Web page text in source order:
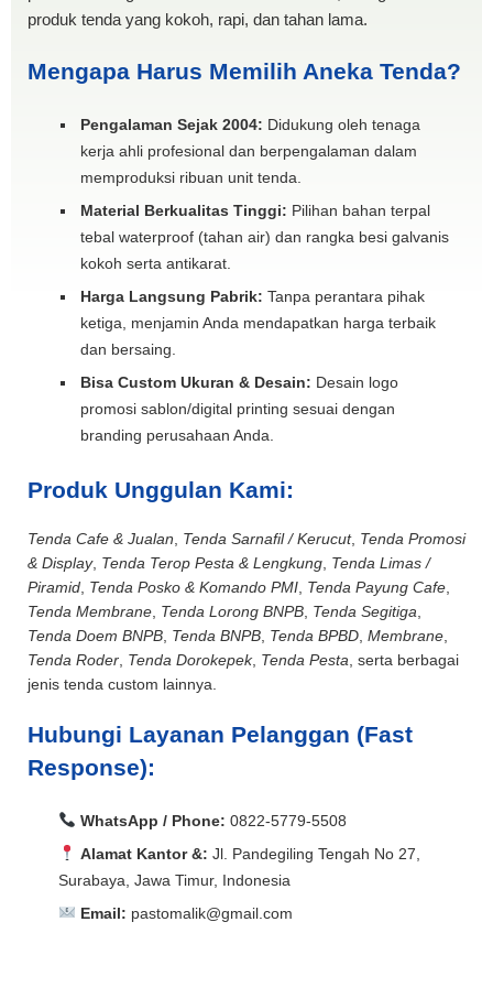
produk tenda yang kokoh, rapi, dan tahan lama.
Mengapa Harus Memilih Aneka Tenda?
Pengalaman Sejak 2004: Didukung oleh tenaga
kerja ahli profesional dan berpengalaman dalam
memproduksi ribuan unit tenda.
Material Berkualitas Tinggi: Pilihan bahan terpal
tebal waterproof (tahan air) dan rangka besi galvanis
kokoh serta antikarat.
Harga Langsung Pabrik: Tanpa perantara pihak
ketiga, menjamin Anda mendapatkan harga terbaik
dan bersaing.
Bisa Custom Ukuran & Desain: Desain logo
promosi sablon/digital printing sesuai dengan
branding perusahaan Anda.
Produk Unggulan Kami:
Tenda Cafe & Jualan Tenda Sarnafil / Kerucut, Tenda Promosi
& Display, Tenda Terop Pesta & Lengkung Tenda Limas /
Piramid Tenda Posko & Komando PMI Tenda Payung Cafe
Tenda Membrane Tenda Lorong BNPB Tenda Segitiga
Tenda Doem BNPB Tenda BNPB Tenda BPBD Membrane
Tenda Roder Tenda Dorokepek, Tenda Pesta , serta berbagai
jenis tenda custom lainnya.
Hubungi Layanan Pelanggan (Fast
Response):
WhatsApp / Phone: 0822-5779-5508
Alamat Kantor &: Jl. Pandegiling Tengah No 27,
Surabaya, Jawa Timur, Indonesia
Email: pastomalik@gmail.com